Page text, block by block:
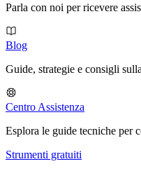
Parla con noi per ricevere
Blog
Guide, strategie e consigli
Centro Assistenza
Esplora le guide tecniche per
Strumenti gratuiti